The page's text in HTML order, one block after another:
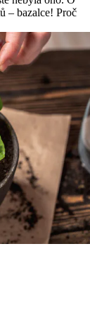
– bazalce! Proč